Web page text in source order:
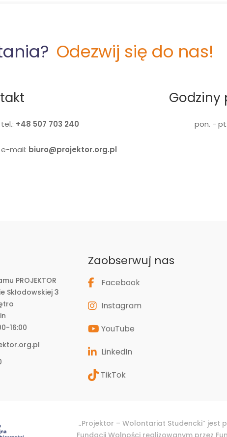
Odezwij się do nas!
tel.: +48 507 703 240
e-mail: biuro@projektor.org.pl
Godziny
pon. -
PROJEKTOR
Skłodowskiej 3
16:00
Zaobserwuj nas
Facebook
Instagram
YouTube
LinkedIn
TikTok
„Projektor – Wolontariat Studencki” jest
Fundacji Wolności realizowanym przez